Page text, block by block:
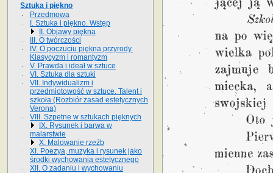
Sztuka i piękno
Przedmowa
I. Sztuka i piękno. Wstęp
II. Objawy piękna
III. O twórczości
IV. O poczuciu piękna przyrody.
Klasycyzm i romantyzm
V. Prawda i ideał w sztuce
VI. Sztuka dla sztuki
VII. Indywidualizm i
przedmiotowość w sztuce. Talent i
szkoła (Rozbiór zasad estetycznych
Verona)
VIII. Szpetne w sztukach pięknych
IX. Rysunek i barwa w
malarstwie
X. Malowanie rzeźb
XI. Poezya, muzyka i rysunek jako
środki wychowania estetycznego
XII. O zadaniu i wychowaniu